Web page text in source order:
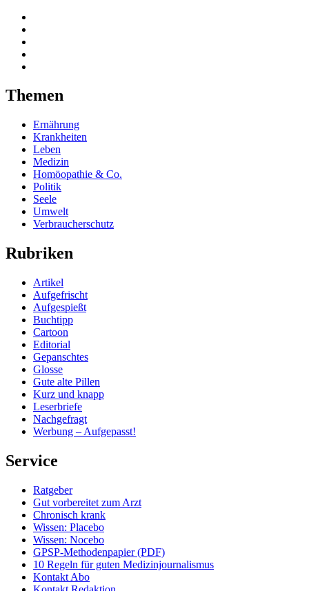
Themen
Ernährung
Krankheiten
Leben
Medizin
Homöopathie & Co.
Politik
Seele
Umwelt
Verbraucherschutz
Rubriken
Artikel
Aufgefrischt
Aufgespießt
Buchtipp
Cartoon
Editorial
Gepanschtes
Glosse
Gute alte Pillen
Kurz und knapp
Leserbriefe
Nachgefragt
Werbung – Aufgepasst!
Service
Ratgeber
Gut vorbereitet zum Arzt
Chronisch krank
Wissen: Placebo
Wissen: Nocebo
GPSP-Methodenpapier (PDF)
10 Regeln für guten Medizinjournalismus
Kontakt Abo